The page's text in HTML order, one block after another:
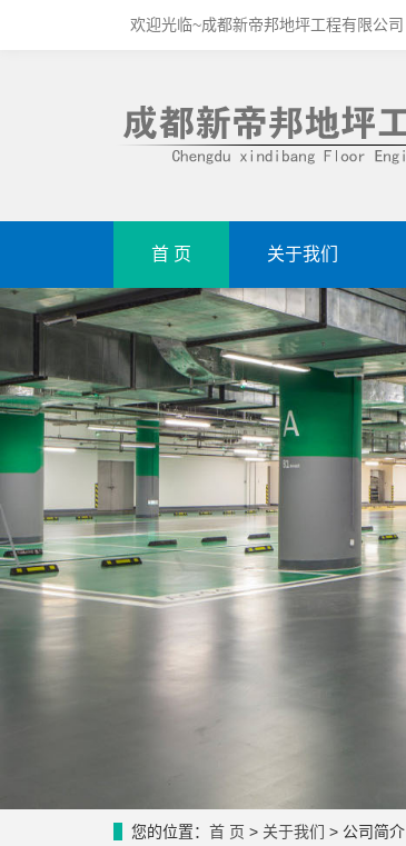
欢迎光临~成都新帝邦地坪工程有限公司
首 页 关于我们
您的位置： 首 页 > 关于我们 > 公司简介